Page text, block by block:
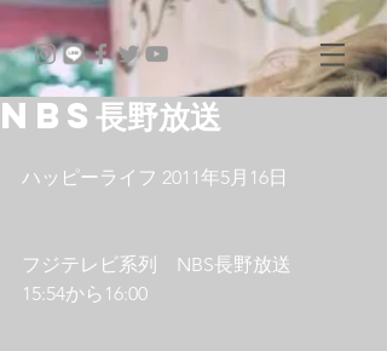
NBS長野放送
ハッピーライフ 2011年5月16日
フジテレビ系列　NBS長野放送
15:54から16:00